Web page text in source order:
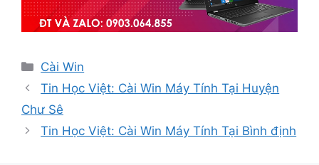
Danh
mục
Cài Win
Tin Học Việt: Cài Win Máy Tính Tại Huyện
Chư Sê
Tin Học Việt: Cài Win Máy Tính Tại Bình định